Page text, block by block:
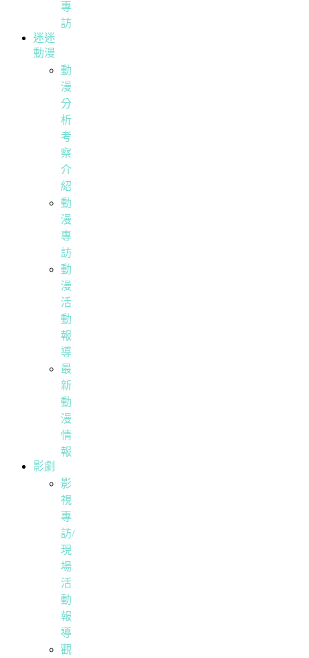
專
訪
迷迷
動漫
動
漫
分
析
考
察
介
紹
動
漫
專
訪
動
漫
活
動
報
導
最
新
動
漫
情
報
影劇
影
視
專
訪/
現
場
活
動
報
導
觀